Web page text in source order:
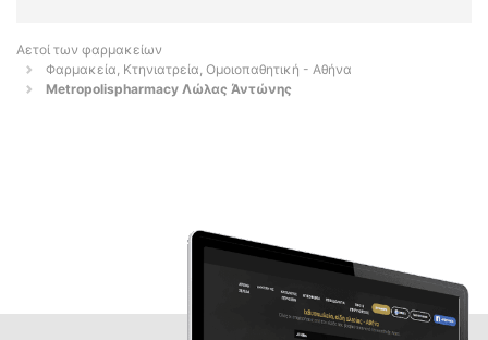
Αετοί των φαρμακείων
Φαρμακεία, Κτηνιατρεία, Ομοιοπαθητική - Αθήνα
Metropolispharmacy Λώλας Άντώνης